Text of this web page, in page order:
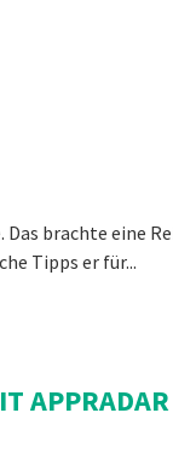
brachte eine
Tipps er für...
APPRADAR